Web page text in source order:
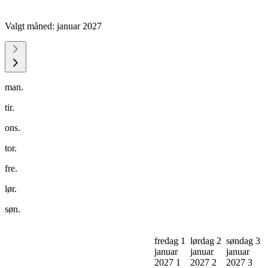
Valgt måned: januar 2027
man.
tir.
ons.
tor.
fre.
lør.
søn.
fredag 1
januar
2027 1
lørdag 2
januar
2027 2
søndag 3
januar
2027 3